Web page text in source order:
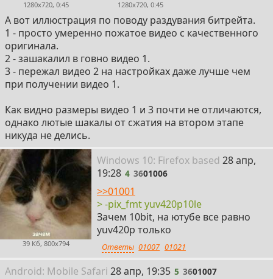
1280x720, 0:45
1280x720, 0:45
А вот иллюстрация по поводу раздувания битрейта.
1 - просто умеренно пожатое видео с качественного
оригинала.
2 - зашакалил в говно видео 1.
3 - пережал видео 2 на настройках даже лучше чем
при получении видео 1.
Как видно размеры видео 1 и 3 почти не отличаются,
однако лютые шакалы от сжатия на втором этапе
никуда не делись.
39 Кб, 800x794
Windows 10: Firefoxbased 4
28 апр,
19:28 4 3601006
>>01001
> -pix_fmt yuv420p10le
Зачем 10bit, на ютубе все равно
yuv420p только
Ответы 01007 01021
Android: Mobile Safari 5
28 апр, 19:35 5 3601007